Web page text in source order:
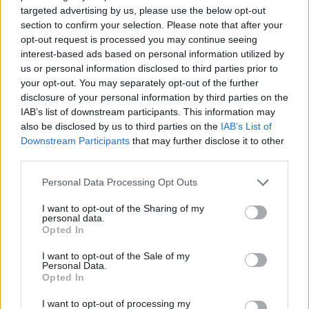
targeted advertising by us, please use the below opt-out
section to confirm your selection. Please note that after your
opt-out request is processed you may continue seeing
interest-based ads based on personal information utilized by
us or personal information disclosed to third parties prior to
your opt-out. You may separately opt-out of the further
disclosure of your personal information by third parties on the
IAB’s list of downstream participants. This information may
also be disclosed by us to third parties on the IAB’s List of
Downstream Participants that may further disclose it to other
Personal Data Processing Opt Outs
I want to opt-out of the Sharing of my
personal data.
Opted In
I want to opt-out of the Sale of my
Personal Data.
Opted In
I want to opt-out of processing my
to mimo przeciwności losu. Przeciwności, o których
dowiedzieliśmy się dopiero po potyczce Samurajów z
MAD Lions.
2-1 w pierwszej kolejce LEC
G2 w piątkowy wieczór rozprawiło się z EXCEL
ESPORTS, zaś w sobotę ograło Astralis. Choć
spodziewano się, że Rasmus "caPs" Winther i jego
rundy formacja Duńczyka potrzebowała zwycięstwa z
MAD Lions, ale tego nie udało się osiągnąć. Zespół
broniący mistrzostwa LEC okazał się lepszy.
Tuż po zakończeniu ostatniej potyczki pierwszej rundy